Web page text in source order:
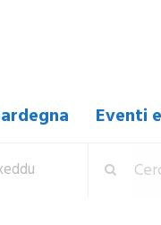
Eventi